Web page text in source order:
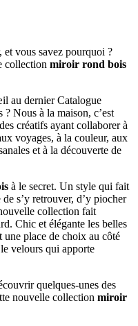
et vous savez pourquoi ?
collection miroir rond bois
au dernier Catalogue
? Nous à la maison, c’est
créatifs ayant collaborer à
voyages, à la couleur, aux
et à la découverte de
à le secret. Un style qui fait
s’y retrouver, d’y piocher
collection fait
Chic et élégante les belles
une place de choix au côté
velours qui apporte
quelques-unes des
nouvelle collection miroir